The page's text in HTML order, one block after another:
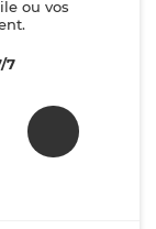
ou vos
7